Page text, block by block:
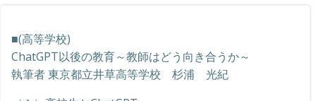
■(高等学校)
ChatGPT以後の教育～教師はどう向き合うか～
執筆者 東京都立井草高等学校 杉浦 光紀